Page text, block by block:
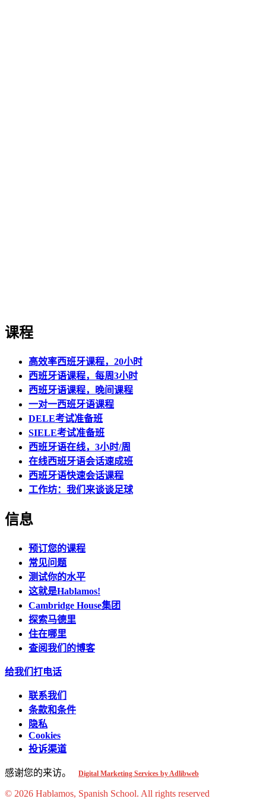
课程
高效率西班牙课程，20小时
西班牙语课程，每周3小时
西班牙语课程，晚间课程
一对一西班牙语课程
DELE考试准备班
SIELE考试准备班
西班牙语在线，3小时/周
在线西班牙语会话速成班
西班牙语快速会话课程
工作坊：我们来谈谈足球
信息
预订您的课程
常见问题
测试你的水平
这就是Hablamos!
Cambridge House集团
探索马德里
住在哪里
查阅我们的博客
给我们打电话
联系我们
条款和条件
隐私
Cookies
投诉渠道
感谢您的来访。 Digital Marketing Services by Adlibweb
© 2026 Hablamos, Spanish School. All rights reserved